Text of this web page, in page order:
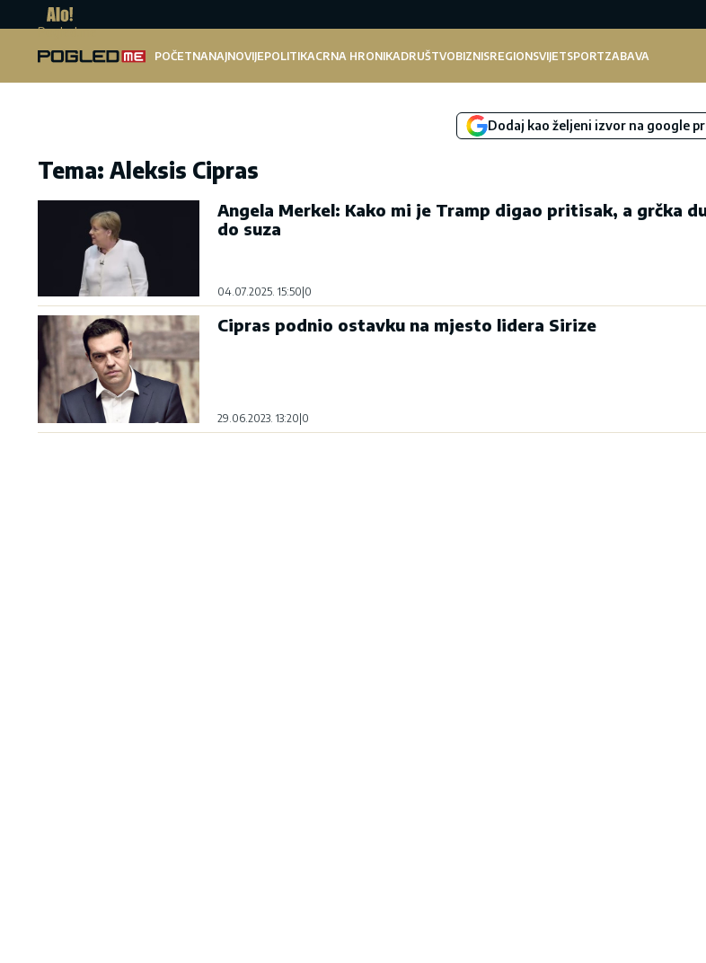
Pogled.me
POČETNANAJNOVIJEPOLITIKACRNA HRONIKADRUŠTVOBIZNISREGIONSVIJETSPORTZABAVA
Dodaj kao željeni izvor na google
Tema: Aleksis Cipras
Angela Merkel: Kako mi je Tramp digao pritisak, a grčka
do suza
04.07.2025. 15:50 0
Cipras podnio ostavku na mjesto lidera Sirize
29.06.2023. 13:20 0